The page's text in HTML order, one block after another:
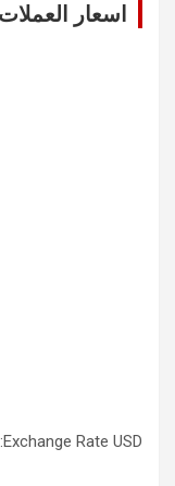
اسعار
Exchange Rate USD